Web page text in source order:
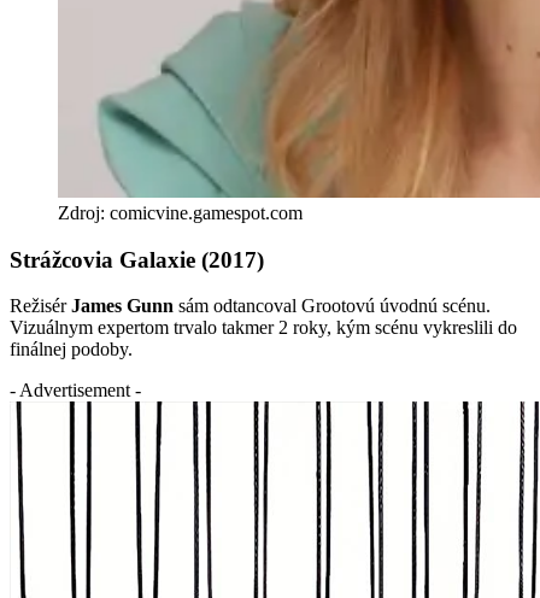
Zdroj: comicvine.gamespot.com
Strážcovia Galaxie (2017)
RežisérJames Gunn sám odtancoval Grootovú úvodnú scénu.
Vizuálnym expertom trvalo takmer 2 roky, kým scénu vykreslili do
finálnej podoby.
- Advertisement -